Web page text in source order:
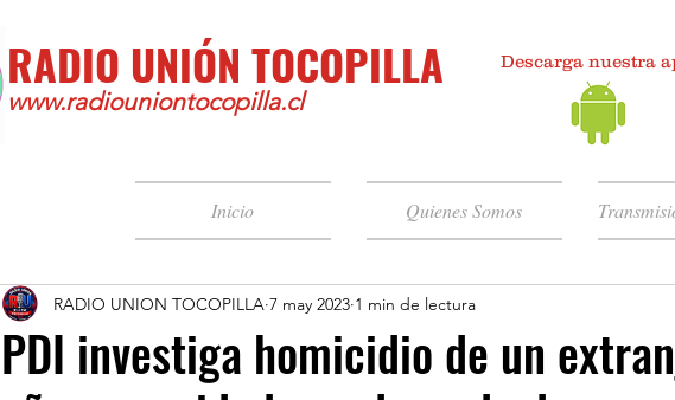
RADIO UNIÓN TOCOPILLA
www.radiouniontocopilla.cl
Descarga nuestra
Inicio Quienes Somos
PDI investiga homicidio de un
RADIO UNION TOCOPILLA 7 may 2023 1 min de lectura